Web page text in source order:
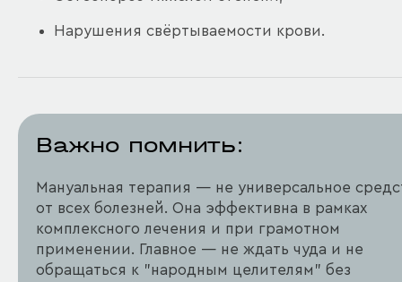
Нарушения свёртываемости крови.
Важно помнить:
Мануальная терапия — не универсальное
от всех болезней. Она эффективна в рамках
комплексного лечения и при грамотном
применении. Главное — не ждать чуда и не
обращаться к "народным целителям" без